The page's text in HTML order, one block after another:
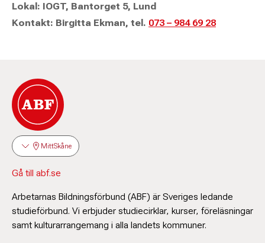
Lokal: IOGT, Bantorget 5, Lund
Kontakt: Birgitta Ekman, tel. 073 – 984 69 28
MittSkåne
Gå till abf.se
Arbetarnas Bildningsförbund (ABF) är Sveriges ledande
studieförbund. Vi erbjuder studiecirklar, kurser, föreläsningar
samt kulturarrangemang i alla landets kommuner.